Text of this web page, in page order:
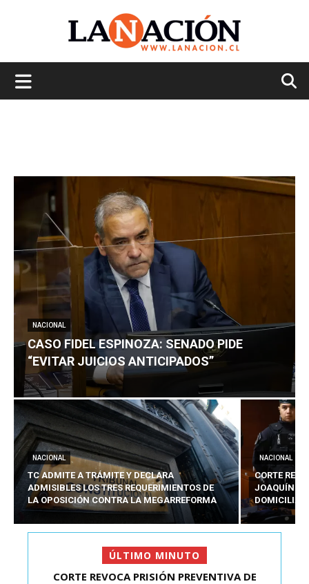
NACIONAL
CASO FIDEL ESPINOZA: SENADO PIDE
“EVITAR JUICIOS ANTICIPADOS”
NACIONAL
TC ADMITE A TRÁMITE Y DECLARA
ADMISIBLES LOS TRES REQUERIMIENTOS DE
LA OPOSICIÓN CONTRA LA MEGARREFORMA
NACIONAL
CORTE
JOAQUÍN
ÚLTIMO MINUTO
CASO FIDEL ESPINOZA: SENADO PIDE “EVITAR
CORTE REVOCA PRISIÓN PREVENTIVA DE